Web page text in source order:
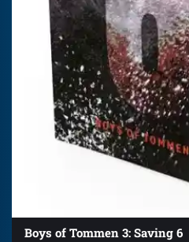
Boys of Tommen 3: Saving 6